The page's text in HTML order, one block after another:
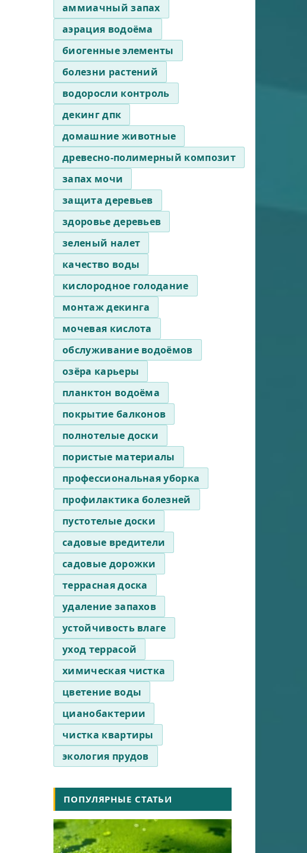
аммиачный запах
аэрация водоёма
биогенные элементы
болезни растений
водоросли контроль
декинг дпк
домашние животные
древесно-полимерный композит
запах мочи
защита деревьев
здоровье деревьев
зеленый налет
качество воды
кислородное голодание
монтаж декинга
мочевая кислота
обслуживание водоёмов
озёра карьеры
планктон водоёма
покрытие балконов
полнотелые доски
пористые материалы
профессиональная уборка
профилактика болезней
пустотелые доски
садовые вредители
садовые дорожки
террасная доска
удаление запахов
устойчивость влаге
уход террасой
химическая чистка
цветение воды
цианобактерии
чистка квартиры
экология прудов
ПОПУЛЯРНЫЕ СТАТЬИ